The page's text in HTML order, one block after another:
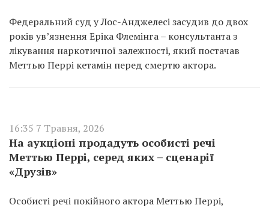
Федеральний суд у Лос-Анджелесі засудив до двох
років ув’язнення Еріка Флемінга – консультанта з
лікування наркотичної залежності, який постачав
Меттью Перрі кетамін перед смертю актора.
16:35 7 Травня, 2026
На аукціоні продадуть особисті речі
Меттью Перрі, серед яких – сценарії
«Друзів»
Особисті речі покійного актора Меттью Перрі,